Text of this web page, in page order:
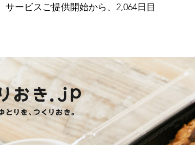
サービスご提供開始から、2,064日目